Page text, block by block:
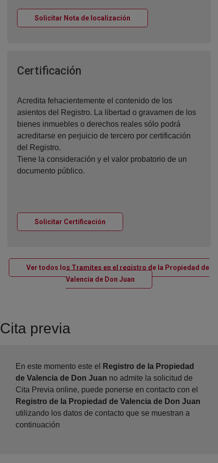
Solicitar Nota de localización
Certificación
Acredita fehacientemente el contenido de los
asientos del Registro. La libertad o gravamen de los
bienes inmuebles o derechos reales sólo podrá
acreditarse en perjuicio de tercero por certificación
del Registro.
Tiene la consideración y el valor probatorio de un
documento público.
Solicitar Certificación
Ver todos los Tramites en el registro de la Propiedad de
Valencia de Don Juan Ventana nueva
Cita previa
En este momento este el
Registro de la Propiedad
de Valencia de Don Juan no admite la solicitud de
Cita Previa online, puede ponerse en contacto con el
Registro de la Propiedad de Valencia de Don Juan
utilizando los datos de contacto que se muestran a
continuación